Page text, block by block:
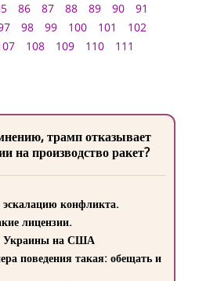
86 87 88 89 90
91
98 99 100 101
102
108 109 110
111
трамп отказывает
производство ракет?
конфликта.
лицензии.
Украины на США
поведения такая: обещать и